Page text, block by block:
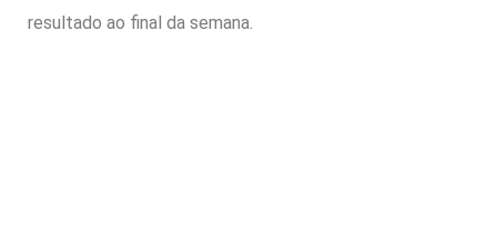
resultado ao final da semana.